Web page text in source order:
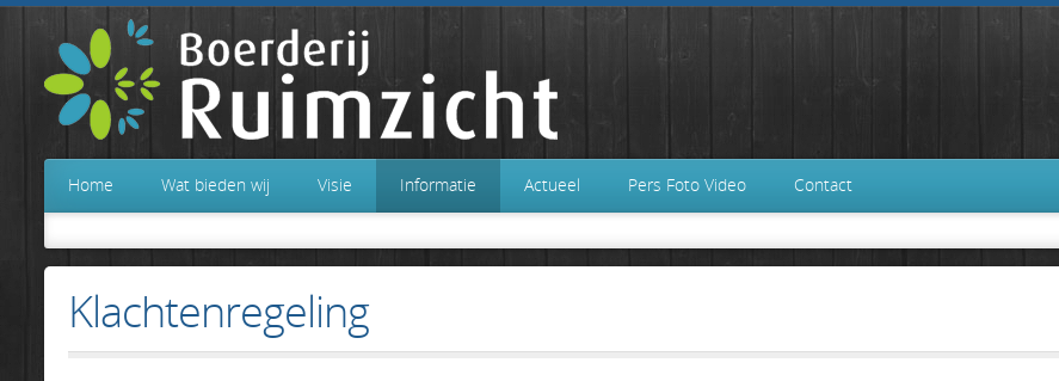
Home Wat bieden wij Visie Informatie Actueel Pers Foto Video Contact
Klachtenregeling